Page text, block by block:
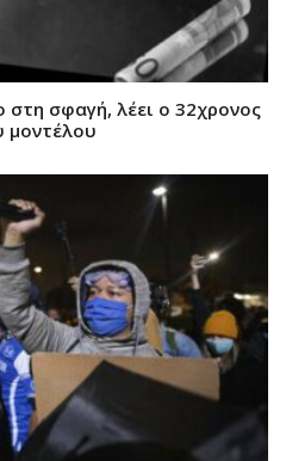
σφαγή, λέει ο 32χρονος
μοντέλου